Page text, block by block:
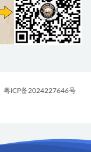
粤ICP备2024227646号